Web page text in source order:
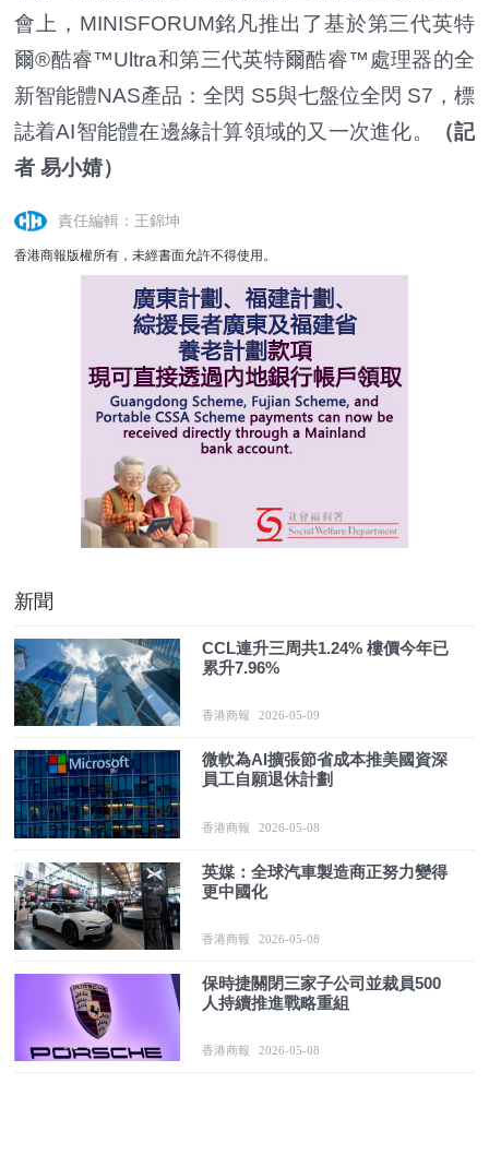
會上，MINISFORUM銘凡推出了基於第三代英特
爾®酷睿™Ultra和第三代英特爾酷睿™處理器的全
新智能體NAS產品：全閃 S5與七盤位全閃 S7，標
誌着AI智能體在邊緣計算領域的又一次進化。
（記
者 易小婧）
責任編輯：王錦坤
香港商報版權所有，未經書面允許不得使用。
新聞
CCL連升三周共1.24% 樓價今年已
累升7.96%
香港商報 2026-05-09
微軟為AI擴張節省成本推美國資深
員工自願退休計劃
香港商報 2026-05-08
英媒：全球汽車製造商正努力變得
更中國化
香港商報 2026-05-08
保時捷關閉三家子公司並裁員500
人持續推進戰略重組
香港商報 2026-05-08